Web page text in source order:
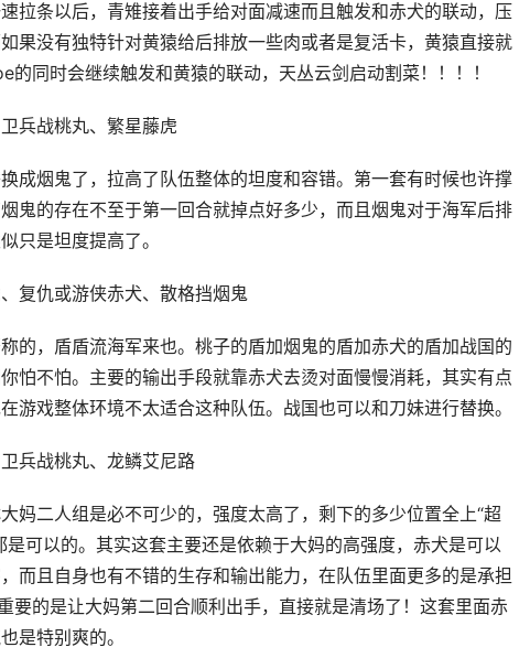
拉条以后，青雉接着出手给对面减速而且触发和赤犬的联动，压
果没有独特针对黄猿给后排放一些肉或者是复活卡，黄猿直接就
同时会继续触发和黄猿的联动，天丛云剑启动割菜！！！！
兵战桃丸、繁星藤虎
成烟鬼了，拉高了队伍整体的坦度和容错。第一套有时候也许撑
鬼的存在不至于第一回合就掉点好多少，而且烟鬼对于海军后排
只是坦度提高了。
复仇或游侠赤犬、散格挡烟鬼
的，盾盾流海军来也。桃子的盾加烟鬼的盾加赤犬的盾加战国的
怕不怕。主要的输出手段就靠赤犬去烫对面慢慢消耗，其实有点
游戏整体环境不太适合这种队伍。战国也可以和刀妹进行替换。
兵战桃丸、龙鳞艾尼路
妈二人组是必不可少的，强度太高了，剩下的多少位置全上“超
可以的。其实这套主要还是依赖于大妈的高强度，赤犬是可以
而且自身也有不错的生存和输出能力，在队伍里面更多的是承担
要的是让大妈第二回合顺利出手，直接就是清场了！这套里面赤
是特别爽的。